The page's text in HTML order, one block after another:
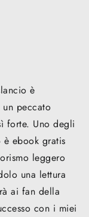
è
peccato
forte. Uno degli
ebook gratis
leggero
una lettura
ai fan della
con i miei